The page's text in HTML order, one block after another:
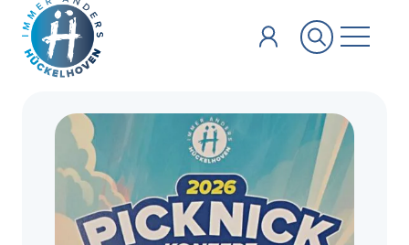
Zum Hauptinhalt springen